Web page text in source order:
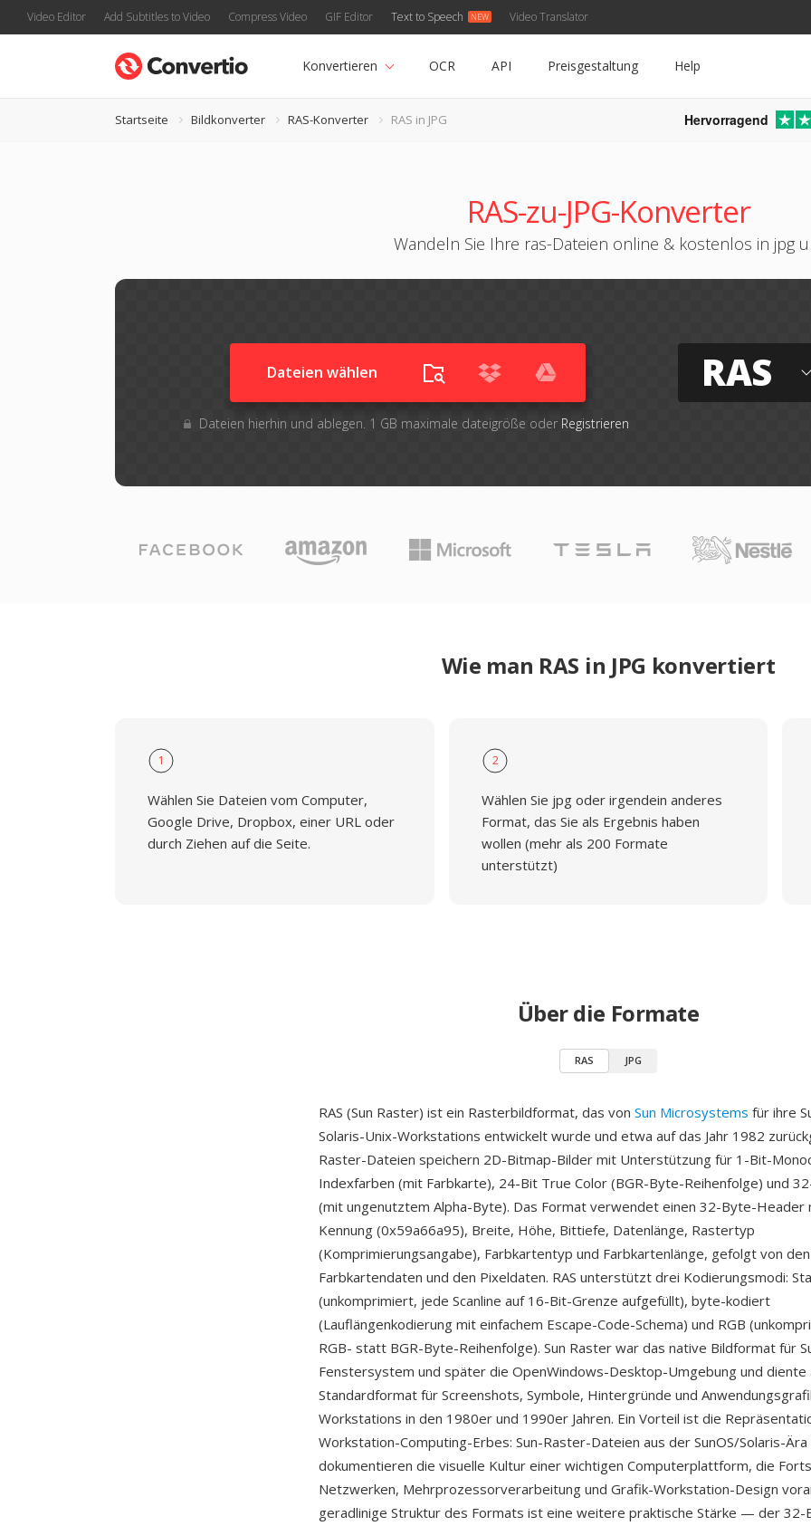
Video Editor Add Subtitles to Video Compress Video GIF Editor Text to Speech Video Translator
Konvertieren OCR API Preisgestaltung Help
Startseite Bildkonverter RAS-Konverter RAS in JPG Hervorragend
RAS-zu-JPG-Konverter
Wandeln Sie Ihre ras-Dateien online & kostenlos in jpg
Dateien wählen
Dateien hierhin und ablegen. 1 GB maximale dateigröße oder Registrieren
RAS
Wie man RAS in JPG konvertiert
1
Wählen Sie Dateien vom Computer,
Google Drive, Dropbox, einer URL oder
durch Ziehen auf die Seite.
2
Wählen Sie jpg oder irgendein anderes
Format, das Sie als Ergebnis haben
wollen (mehr als 200 Formate
unterstützt)
Über die Formate
RAS JPG
RAS (Sun Raster) ist ein Rasterbildformat, das von Sun Microsystems für ihre
Solaris-Unix-Workstations entwickelt wurde und etwa auf das Jahr 1982
Raster-Dateien speichern 2D-Bitmap-Bilder mit Unterstützung für 1-Bit-
Indexfarben (mit Farbkarte), 24-Bit True Color (BGR-Byte-Reihenfolge) und
(mit ungenutztem Alpha-Byte). Das Format verwendet einen 32-Byte-Header
Kennung (0x59a66a95), Breite, Höhe, Bittiefe, Datenlänge, Rastertyp
(Komprimierungsangabe), Farbkartentyp und Farbkartenlänge, gefolgt von
Farbkartendaten und den Pixeldaten. RAS unterstützt drei Kodierungsmodi:
(unkomprimiert, jede Scanline auf 16-Bit-Grenze aufgefüllt), byte-kodiert
(Lauflängenkodierung mit einfachem Escape-Code-Schema) und RGB
RGB- statt BGR-Byte-Reihenfolge). Sun Raster war das native Bildformat für
Fenstersystem und später die OpenWindows-Desktop-Umgebung und diente
Standardformat für Screenshots, Symbole, Hintergründe und
Workstations in den 1980er und 1990er Jahren. Ein Vorteil ist die
Workstation-Computing-Erbes: Sun-Raster-Dateien aus der SunOS/Solaris-Ära
dokumentieren die visuelle Kultur einer wichtigen Computerplattform, die
Netzwerken, Mehrprozessorverarbeitung und Grafik-Workstation-Design
geradlinige Struktur des Formats ist eine weitere praktische Stärke — der